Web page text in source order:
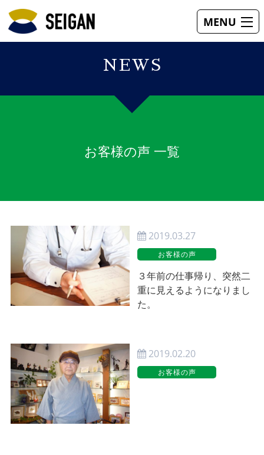
MENU
補聴器 視力回復
NEWS
お客様の声 一覧
2019.03.27
お客様の声
３年前の仕事帰り、突然二
重に見えるようになりまし
た。
2019.02.20
お客様の声